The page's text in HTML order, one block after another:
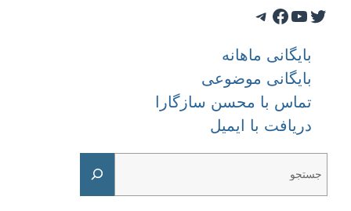
Telegram Facebook YouTube Twitter
بایگانی ماهانه
بایگانی موضوعی
تماس با محسن سازگارا
دریافت با ایمیل